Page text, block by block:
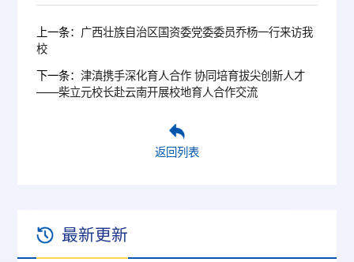
上一条： 广西壮族自治区国资委党委委员乔杨一行来访我
校
下一条：津滇携手深化育人合作 协同培育拔尖创新人才
——柴立元校长赴云南开展校地育人合作交流
返回列表
最新更新